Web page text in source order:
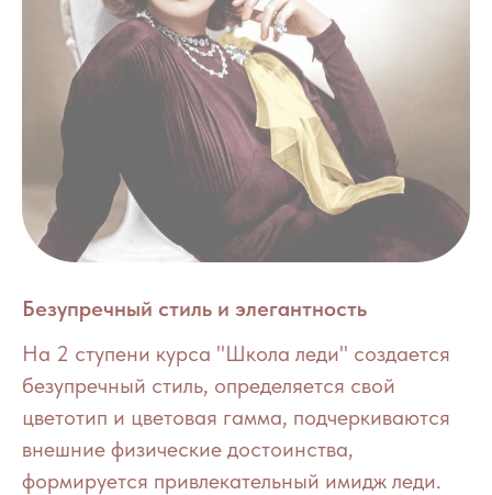
Безупречный стиль и элегантность
На 2 ступени курса "Школа леди" создается
безупречный стиль, определяется свой
цветотип и цветовая гамма, подчеркиваются
внешние физические достоинства,
формируется привлекательный имидж леди.